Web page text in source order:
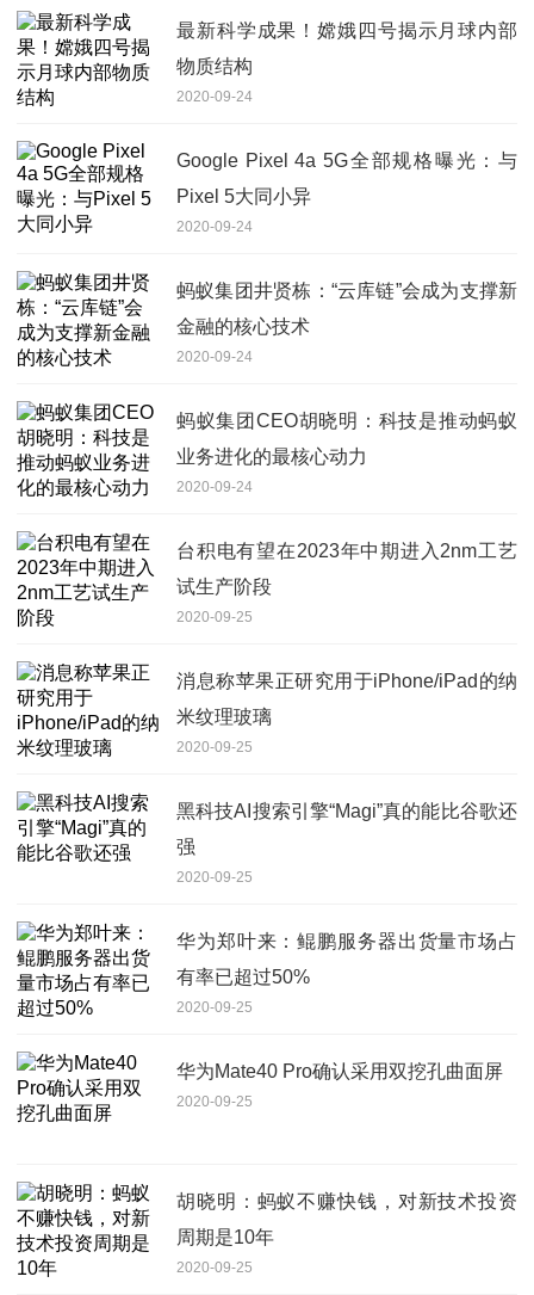
最新科学成果！嫦娥四号揭示月球内部
物质结构
2020-09-24
Google Pixel 4a 5G全部规格曝光：与
Pixel 5大同小异
2020-09-24
蚂蚁集团井贤栋：“云库链”会成为支撑新
金融的核心技术
2020-09-24
蚂蚁集团CEO胡晓明：科技是推动蚂蚁
业务进化的最核心动力
2020-09-24
台积电有望在2023年中期进入2nm工艺
试生产阶段
2020-09-25
消息称苹果正研究用于iPhone/iPad的纳
米纹理玻璃
2020-09-25
黑科技AI搜索引擎“Magi”真的能比谷歌还
强
2020-09-25
华为郑叶来：鲲鹏服务器出货量市场占
有率已超过50%
2020-09-25
华为Mate40 Pro确认采用双挖孔曲面屏
2020-09-25
胡晓明：蚂蚁不赚快钱，对新技术投资
周期是10年
2020-09-25